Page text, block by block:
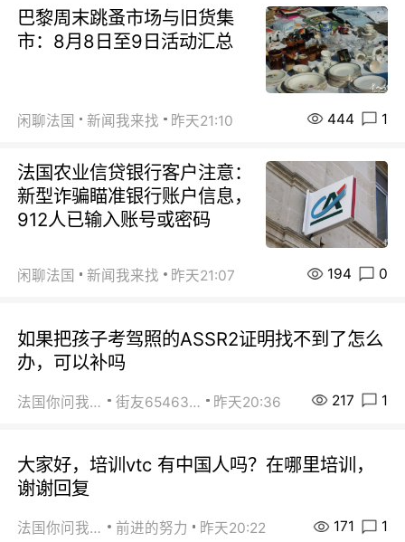
巴黎周末跳蚤市场与旧货集
市：8月8日至9日活动汇总
闲聊法国 新闻我来找 昨天21:10 444 1
法国农业信贷银行客户注意：
新型诈骗瞄准银行账户信息，
912人已输入账号或密码
闲聊法国 新闻我来找 昨天21:07 194 0
如果把孩子考驾照的ASSR2证明找不到了怎么
办，可以补吗
法国你问我答 街友65463281 昨天20:36 217 1
大家好，培训vtc 有中国人吗？在哪里培训，
谢谢回复
法国你问我答 前进的努力 昨天20:22 171 1